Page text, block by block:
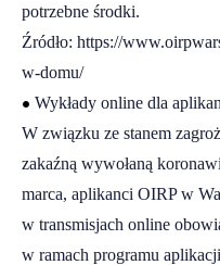
potrzebne środki.
Źródło: https://
w-domu/
• Wykłady online dla
W związku ze stanem
zakaźną wywołaną
marca, aplikanci OIRP w
w transmisjach online
w ramach programu